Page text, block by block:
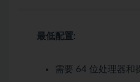
最低配置:
需要 64 位处理器和